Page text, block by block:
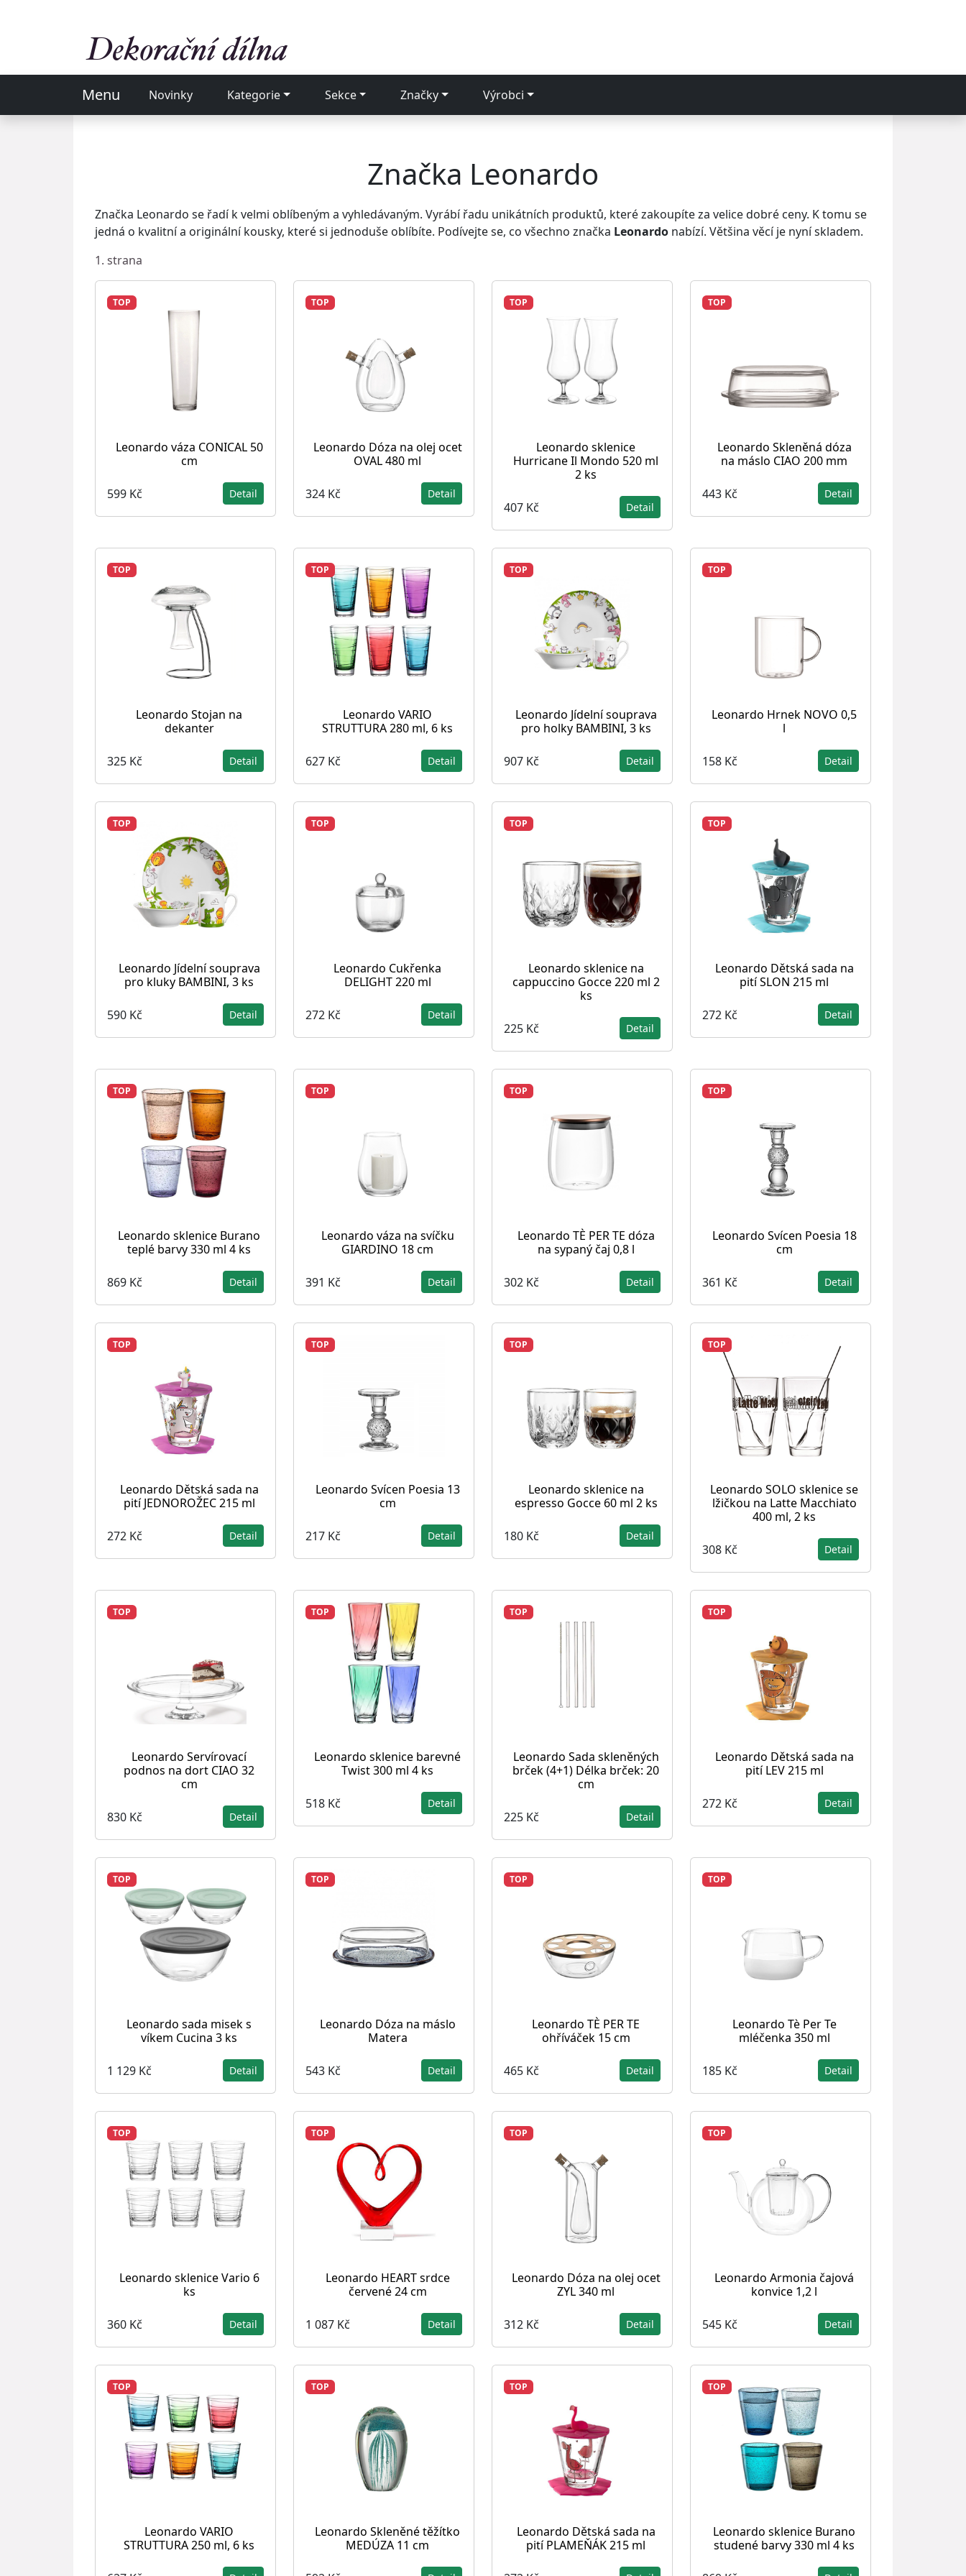
Menu Novinky Kategorie Sekce Značky Výrobci
Značka Leonardo
Značka Leonardo se řadí k velmi oblíbeným a vyhledávaným. Vyrábí řadu unikátních produktů, které zakoupíte za velice dobré ceny. K tomu se
jedná o kvalitní a originální kousky, které si jednoduše oblíbíte. Podívejte se, co všechno značka Leonardo nabízí. Většina věcí je nyní skladem.
1. strana
TOP
Leonardo váza CONICAL 50
cm
599 Kč Detail
TOP
Leonardo Dóza na olej ocet
OVAL 480 ml
324 Kč Detail
TOP
Leonardo sklenice
Hurricane Il Mondo 520 ml
2 ks
407 Kč Detail
TOP
Leonardo Skleněná dóza
na máslo CIAO 200 mm
443 Kč Detail
TOP
Leonardo Stojan na
dekanter
325 Kč Detail
TOP
Leonardo VARIO
STRUTTURA 280 ml, 6 ks
627 Kč Detail
TOP
Leonardo Jídelní souprava
pro holky BAMBINI, 3 ks
907 Kč Detail
TOP
Leonardo Hrnek NOVO 0,5
l
158 Kč Detail
TOP
Leonardo Jídelní souprava
pro kluky BAMBINI, 3 ks
590 Kč Detail
TOP
Leonardo Cukřenka
DELIGHT 220 ml
272 Kč Detail
TOP
Leonardo sklenice na
cappuccino Gocce 220 ml 2
ks
225 Kč Detail
TOP
Leonardo Dětská sada na
pití SLON 215 ml
272 Kč Detail
TOP
Leonardo sklenice Burano
teplé barvy 330 ml 4 ks
869 Kč Detail
TOP
Leonardo váza na svíčku
GIARDINO 18 cm
391 Kč Detail
TOP
Leonardo TÈ PER TE dóza
na sypaný čaj 0,8 l
302 Kč Detail
TOP
Leonardo Svícen Poesia 18
cm
361 Kč Detail
TOP
Leonardo Dětská sada na
pití JEDNOROŽEC 215 ml
272 Kč Detail
TOP
Leonardo Svícen Poesia 13
cm
217 Kč Detail
TOP
Leonardo sklenice na
espresso Gocce 60 ml 2 ks
180 Kč Detail
TOP
Leonardo SOLO sklenice se
lžičkou na Latte Macchiato
400 ml, 2 ks
308 Kč Detail
TOP
Leonardo Servírovací
podnos na dort CIAO 32
cm
830 Kč Detail
TOP
Leonardo sklenice barevné
Twist 300 ml 4 ks
518 Kč Detail
TOP
Leonardo Sada skleněných
brček (4+1) Délka brček: 20
cm
225 Kč Detail
TOP
Leonardo Dětská sada na
pití LEV 215 ml
272 Kč Detail
TOP
Leonardo sada misek s
víkem Cucina 3 ks
1 129 Kč Detail
TOP
Leonardo Dóza na máslo
Matera
543 Kč Detail
TOP
Leonardo TÈ PER TE
ohříváček 15 cm
465 Kč Detail
TOP
Leonardo Tè Per Te
mléčenka 350 ml
185 Kč Detail
TOP
Leonardo sklenice Vario 6
ks
360 Kč Detail
TOP
Leonardo HEART srdce
červené 24 cm
1 087 Kč Detail
TOP
Leonardo Dóza na olej ocet
ZYL 340 ml
312 Kč Detail
TOP
Leonardo Armonia čajová
konvice 1,2 l
545 Kč Detail
TOP
Leonardo VARIO
STRUTTURA 250 ml, 6 ks
TOP
Leonardo Skleněné těžítko
MEDÚZA 11 cm
TOP
Leonardo Dětská sada na
pití PLAMEŇÁK 215 ml
TOP
Leonardo sklenice Burano
studené barvy 330 ml 4 ks